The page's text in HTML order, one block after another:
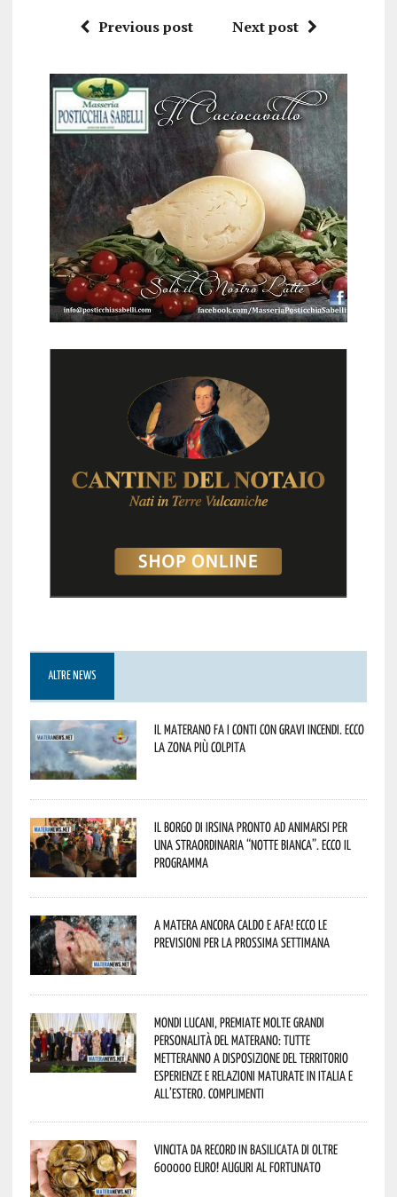
Previous post Next post
ALTRE NEWS
Il materano fa i conti con gravi incendi. Ecco
la zona più colpita
Il borgo di Irsina pronto ad animarsi per
una straordinaria “Notte Bianca”. Ecco il
programma
A Matera ancora caldo e afa! Ecco le
previsioni per la prossima settimana
Mondi lucani, premiate molte grandi
personalità del materano: tutte
metteranno a disposizione del territorio
esperienze e relazioni maturate in Italia e
all’estero. Complimenti
Vincita da record in Basilicata di oltre
600000 euro! Auguri al fortunato